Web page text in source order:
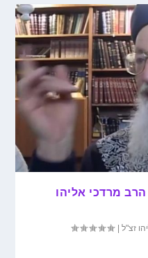
הרב מרדכי אליהו
זצ"ל |